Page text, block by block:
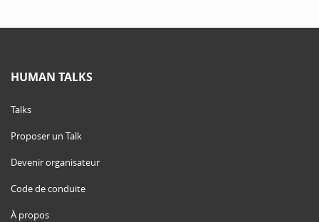
HUMAN TALKS
Talks
Proposer un Talk
Devenir organisateur
Code de conduite
À propos